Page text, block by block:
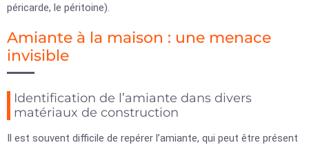
péricarde, le péritoine).
Amiante à la maison : une menace
invisible
Identification de l’amiante dans divers
matériaux de construction
Il est souvent difficile de repérer l’amiante, qui peut être présent